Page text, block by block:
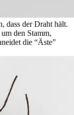
dass der Draht hält.
den Stamm,
die “Äste”